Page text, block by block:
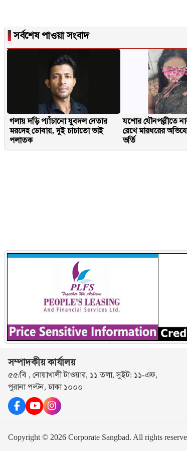
▐সর্বশেষ পাওয়া সংবাদ
গলায় দড়ি প্যাঁচানো যুবদল নেতার
মরদেহ ডোবায়, দুই চাচাতো ভাই
পলাতক
যশোর যৌনপল্লীতে
রেখে মারধরের
ভর্তি
সম্পাদকীয় কার্যালয়
৫৫/বি , নোয়াখালী টাওয়ার, ১১ তলা, সুইট: ১১-এফ,
পুরানা পল্টন, ঢাকা ১০০০।
Copyright © 2026 Corporate Sangbad. All rights